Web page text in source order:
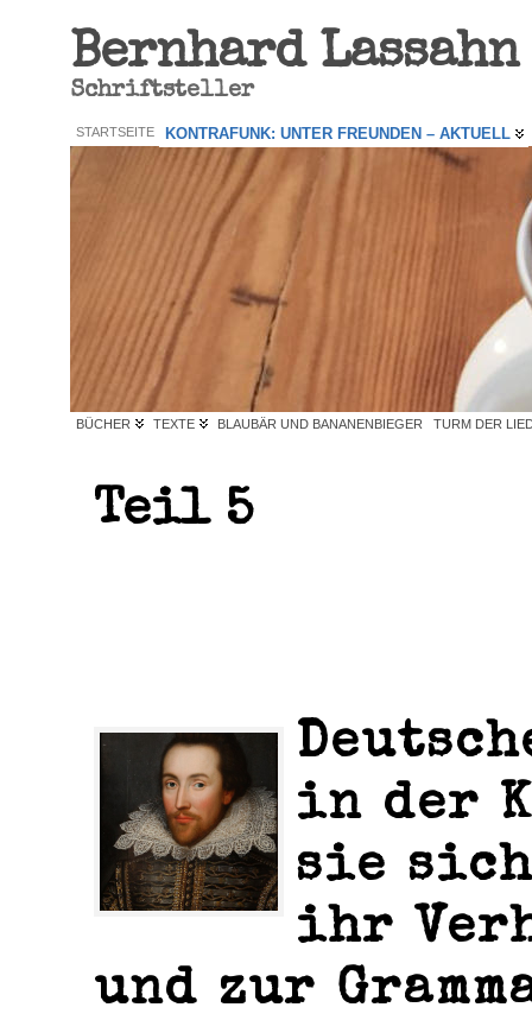
Bernhard Lassahn
Schriftsteller
STARTSEITE KONTRAFUNK: UNTER FREUNDEN – AKTUELL
BÜCHER TEXTE BLAUBÄR UND BANANENBIEGER TURM DER
Teil 5
in der
sie
ihr
und zur